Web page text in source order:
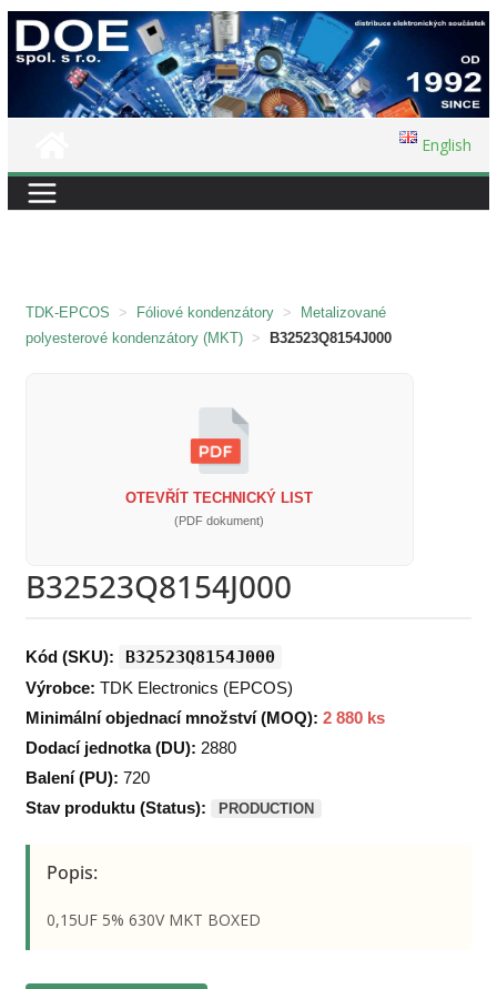
Přeskočit
na
English
TDK-EPCOS > Fóliové kondenzátory >
Metalizované
polyesterové kondenzátory (MKT) > B32523Q8154J000
OTEVŘÍT TECHNICKÝ LIST
(PDF dokument)
B32523Q8154J000
Kód (SKU): B32523Q8154J000
Výrobce: TDK Electronics (EPCOS)
Minimální objednací množství (MOQ): 2 880 ks
Dodací jednotka (DU): 2880
Balení (PU): 720
Stav produktu (Status):
PRODUCTION
Popis:
0,15UF 5% 630V MKT BOXED